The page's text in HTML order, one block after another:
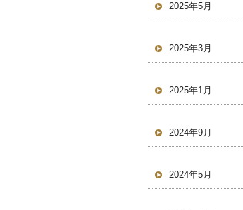
2025年5月
2025年3月
2025年1月
2024年9月
2024年5月